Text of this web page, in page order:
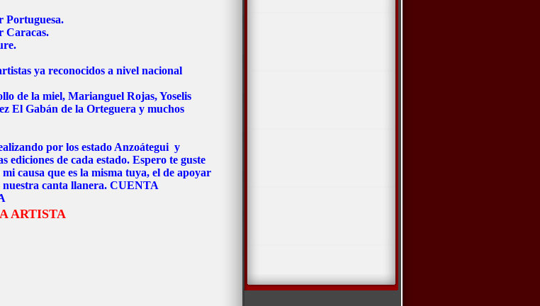
Portuguesa.
Caracas.
ya reconocidos a nivel nacional
de la miel, Marianguel Rojas, Yoselis
El Gabán de la Orteguera y muchos
por los estado Anzoátegui y
ediciones de cada estado. Espero te guste
causa que es la misma tuya, el de apoyar
nuestra canta llanera. CUENTA